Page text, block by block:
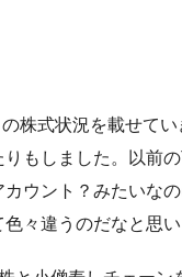
株式状況を載せて
りもしました。以前
カウント？みたいな
々違うのだなと思い